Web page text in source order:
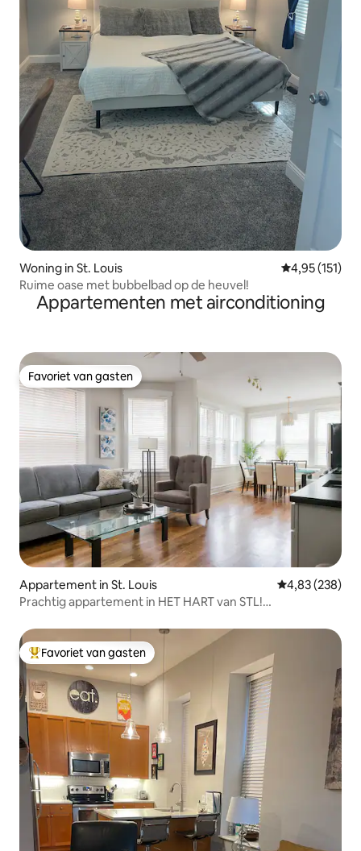
Woning in St. Louis Gemiddelde
4,95 (151)
Ruime oase met bubbelbad op de heuvel!
Appartementen met airconditioning
Favoriet van gasten
Favoriet van gasten
Appartement in St. Louis Gemiddelde
4,83 (238)
Prachtig appartement in HET HART van STL!
Topfavoriet van gasten
Favoriet van gasten